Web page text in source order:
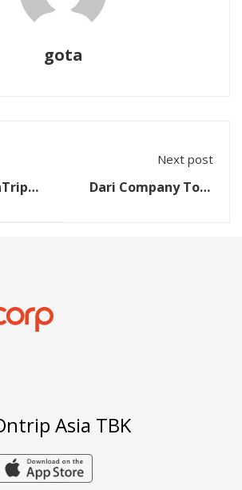
gota
Next post
Dari Company Tour
Asia TBK